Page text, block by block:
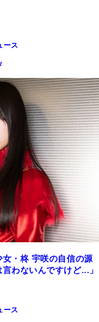
ース
・柊 宇咲の自信の源
わないんですけど...」
ース